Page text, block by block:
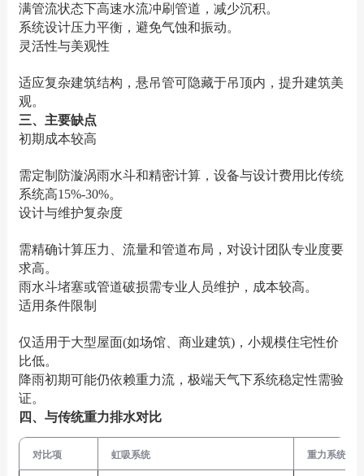
满管流状态下高速水流冲刷管道，减少沉积‌。
系统设计压力平衡，避免气蚀和振动‌。
‌灵活性与美观性‌
适应复杂建筑结构，悬吊管可隐藏于吊顶内，提升建筑美
观‌。
‌三、主要缺点‌
‌初期成本较高‌
需定制防漩涡雨水斗和精密计算，设备与设计费用比传统
系统高15%-30%‌。
‌设计与维护复杂度‌
需精确计算压力、流量和管道布局，对设计团队专业度要
求高‌。
雨水斗堵塞或管道破损需专业人员维护，成本较高‌。
‌适用条件限制‌
仅适用于大型屋面(如场馆、商业建筑)，小规模住宅性价
比低‌。
降雨初期可能仍依赖重力流，极端天气下系统稳定性需验
证‌。
四、与传统重力排水对比
对比项 虹吸系统 重力系统